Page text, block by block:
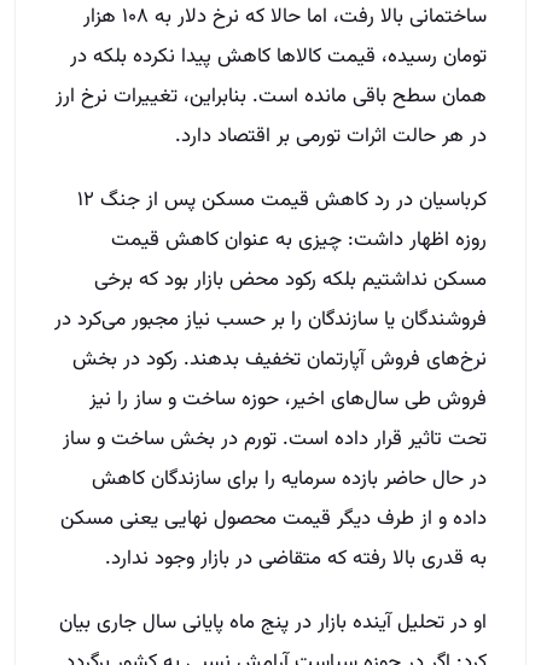
ساختمانی بالا رفت، اما حالا که نرخ دلار به ۱۰۸ هزار
تومان رسیده، قیمت کالاها کاهش پیدا نکرده بلکه در
همان سطح باقی مانده است. بنابراین، تغییرات نرخ ارز
در هر حالت اثرات تورمی بر اقتصاد دارد.
کرباسیان در رد کاهش قیمت مسکن پس از جنگ ۱۲
روزه اظهار داشت: چیزی به عنوان کاهش قیمت
مسکن نداشتیم بلکه رکود محض بازار بود که برخی
فروشندگان یا سازندگان را بر حسب نیاز مجبور می‌کرد در
نرخ‌های فروش آپارتمان تخفیف بدهند. رکود در بخش
فروش طی سال‌های اخیر، حوزه ساخت و ساز را نیز
تحت تاثیر قرار داده است. تورم در بخش ساخت و ساز
در حال حاضر بازده سرمایه را برای سازندگان کاهش
داده و از طرف دیگر قیمت محصول نهایی یعنی مسکن
به قدری بالا رفته که متقاضی در بازار وجود ندارد.
او در تحلیل آینده بازار در پنج ماه پایانی سال جاری بیان